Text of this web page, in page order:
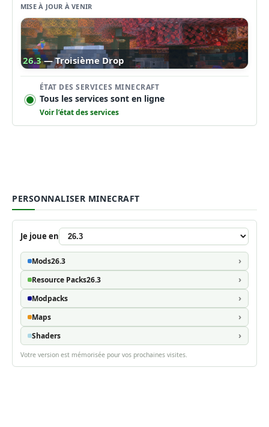
MISE À JOUR À VENIR
26.3 — Troisième Drop
ÉTAT DES SERVICES MINECRAFT
Tous les services sont en ligne
Voir l’état des services
PERSONNALISER MINECRAFT
Je joue en
Mods26.3
Resource Packs26.3
Modpacks
Maps
Shaders
Votre version est mémorisée pour vos prochaines visites.